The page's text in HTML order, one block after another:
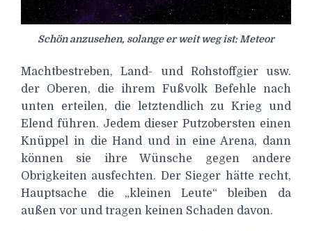
Schön anzusehen, solange er weit weg ist: Meteor
Machtbestreben, Land- und Rohstoffgier usw.
der Oberen, die ihrem Fußvolk Befehle nach
unten erteilen, die letztendlich zu Krieg und
Elend führen. Jedem dieser Putzobersten einen
Knüppel in die Hand und in eine Arena, dann
können sie ihre Wünsche gegen andere
Obrigkeiten ausfechten. Der Sieger hätte recht,
Hauptsache die „kleinen Leute“ bleiben da
außen vor und tragen keinen Schaden davon.